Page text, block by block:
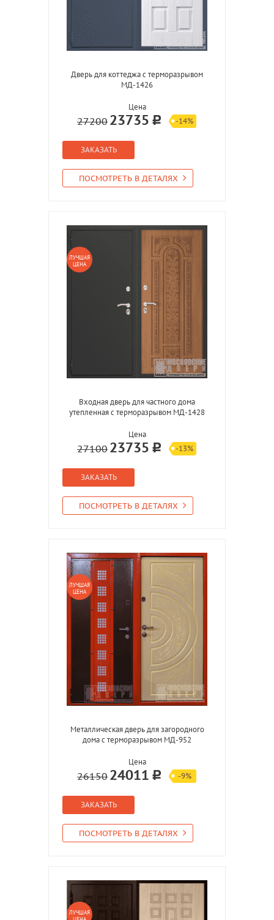
Дверь для коттеджа с терморазрывом
МД-1426
Цена
27200 23735 -14%
ЗАКАЗАТЬ
ПОСМОТРЕТЬ В ДЕТАЛЯХ
ЛУЧШАЯ
ЦЕНА
Входная дверь для частного дома
утепленная с терморазрывом МД-1428
Цена
27100 23735 -13%
ЗАКАЗАТЬ
ПОСМОТРЕТЬ В ДЕТАЛЯХ
ЛУЧШАЯ
ЦЕНА
Металлическая дверь для загородного
дома с терморазрывом МД-952
Цена
26150 24011 -9%
ЗАКАЗАТЬ
ПОСМОТРЕТЬ В ДЕТАЛЯХ
ЛУЧШАЯ